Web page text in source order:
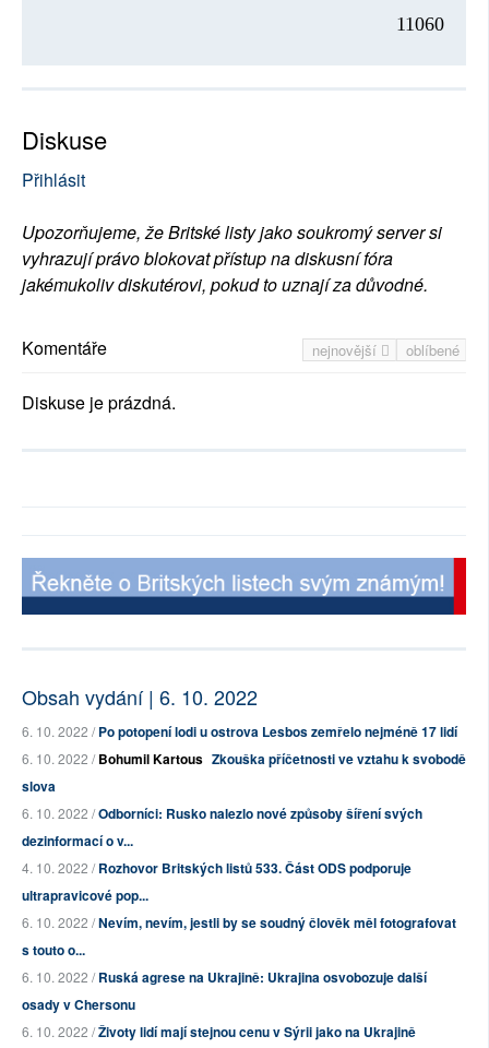
11060
Diskuse
Přihlásit
Upozorňujeme, že Britské listy jako soukromý server si
vyhrazují právo blokovat přístup na diskusní fóra
jakémukoliv diskutérovi, pokud to uznají za důvodné.
nejnovější oblíbené
Komentáře
Diskuse je prázdná.
Obsah vydání | 6. 10. 2022
6. 10. 2022 /Po potopení lodi u ostrova Lesbos zemřelo nejméně 17 lidí
6. 10. 2022 /Bohumil Kartous Zkouška příčetnosti ve vztahu k svobodě
slova
6. 10. 2022 /Odborníci: Rusko nalezlo nové způsoby šíření svých
dezinformací o v...
4. 10. 2022 /Rozhovor Britských listů 533. Část ODS podporuje
ultrapravicové pop...
6. 10. 2022 /Nevím, nevím, jestli by se soudný člověk měl fotografovat
s touto o...
6. 10. 2022 /Ruská agrese na Ukrajině: Ukrajina osvobozuje další
osady v Chersonu
6. 10. 2022 /Životy lidí mají stejnou cenu v Sýrii jako na Ukrajině